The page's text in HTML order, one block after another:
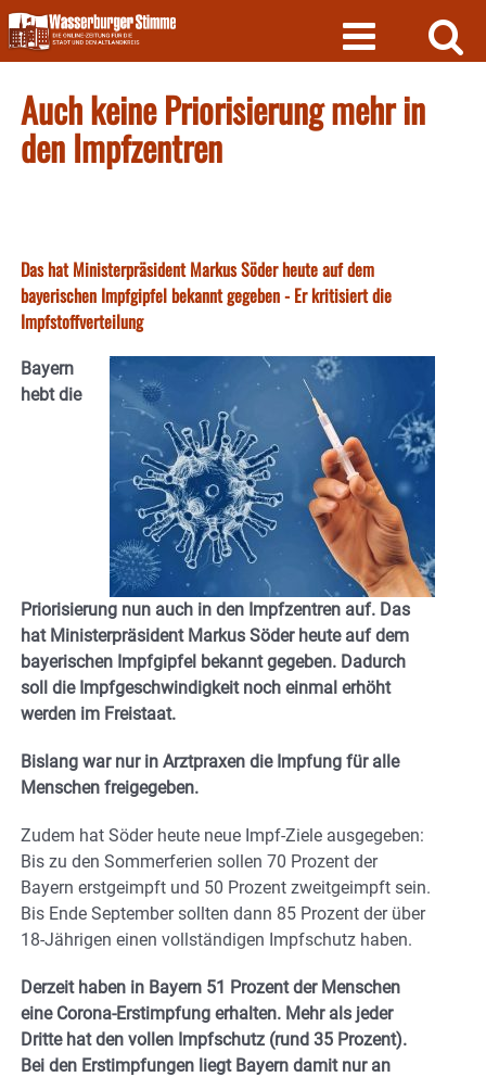
Skip
to
content
Auch keine Priorisierung mehr in
den Impfzentren
Das hat Ministerpräsident Markus Söder heute auf dem
bayerischen Impfgipfel bekannt gegeben - Er kritisiert die
Impfstoffverteilung
Bayern
hebt die
Priorisierung nun auch in den Impfzentren auf. Das
hat Ministerpräsident Markus Söder heute auf dem
bayerischen Impfgipfel bekannt gegeben. Dadurch
soll die Impfgeschwindigkeit noch einmal erhöht
werden im Freistaat.
Bislang war nur in Arztpraxen die Impfung für alle
Menschen freigegeben.
Zudem hat Söder heute neue Impf-Ziele ausgegeben:
Bis zu den Sommerferien sollen 70 Prozent der
Bayern erstgeimpft und 50 Prozent zweitgeimpft sein.
Bis Ende September sollten dann 85 Prozent der über
18-Jährigen einen vollständigen Impfschutz haben.
Derzeit haben in Bayern 51 Prozent der Menschen
eine Corona-Erstimpfung erhalten. Mehr als jeder
Dritte hat den vollen Impfschutz (rund 35 Prozent).
Bei den Erstimpfungen liegt Bayern damit nur an